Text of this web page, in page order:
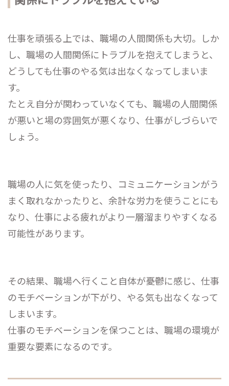
仕事を頑張る上では、職場の人間関係も大切。しか
し、職場の人間関係にトラブルを抱えてしまうと、
どうしても仕事のやる気は出なくなってしまいま
す。
たとえ自分が関わっていなくても、職場の人間関係
が悪いと場の雰囲気が悪くなり、仕事がしづらいで
しょう。
職場の人に気を使ったり、コミュニケーションがう
まく取れなかったりと、余計な労力を使うことにも
なり、仕事による疲れがより一層溜まりやすくなる
可能性があります。
その結果、職場へ行くこと自体が憂鬱に感じ、仕事
のモチベーションが下がり、やる気も出なくなって
しまいます。
仕事のモチベーションを保つことは、職場の環境が
重要な要素になるのです。